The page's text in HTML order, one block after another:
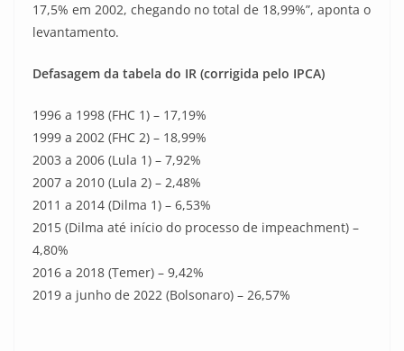
17,5% em 2002, chegando no total de 18,99%”, aponta o
levantamento.
Defasagem da tabela do IR (corrigida pelo IPCA)
1996 a 1998 (FHC 1) – 17,19%
1999 a 2002 (FHC 2) – 18,99%
2003 a 2006 (Lula 1) – 7,92%
2007 a 2010 (Lula 2) – 2,48%
2011 a 2014 (Dilma 1) – 6,53%
2015 (Dilma até início do processo de impeachment) –
4,80%
2016 a 2018 (Temer) – 9,42%
2019 a junho de 2022 (Bolsonaro) – 26,57%